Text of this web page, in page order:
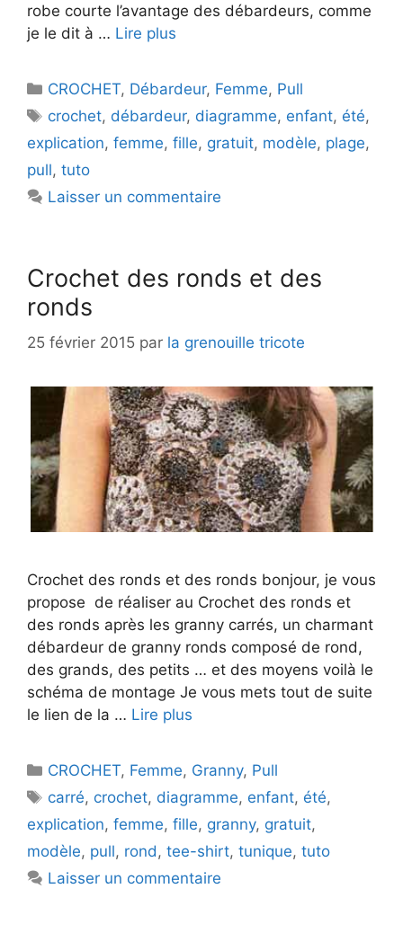
robe courte l’avantage des débardeurs, comme
je le dit à … Lire plus
Catégories
CROCHET, Débardeur, Femme, Pull
Étiquettes
crochet, débardeur, diagramme, enfant, été,
explication, femme, fille, gratuit, modèle, plage,
pull, tuto
Laisser un commentaire
Crochet des ronds et des
ronds
25 février 2015 par la grenouille tricote
Crochet des ronds et des ronds bonjour, je vous
propose de réaliser au Crochet des ronds et
des ronds après les granny carrés, un charmant
débardeur de granny ronds composé de rond,
des grands, des petits … et des moyens voilà le
schéma de montage Je vous mets tout de suite
le lien de la … Lire plus
Catégories
CROCHET, Femme, Granny, Pull
Étiquettes
carré, crochet, diagramme, enfant, été,
explication, femme, fille, granny, gratuit,
modèle, pull, rond, tee-shirt, tunique, tuto
Laisser un commentaire